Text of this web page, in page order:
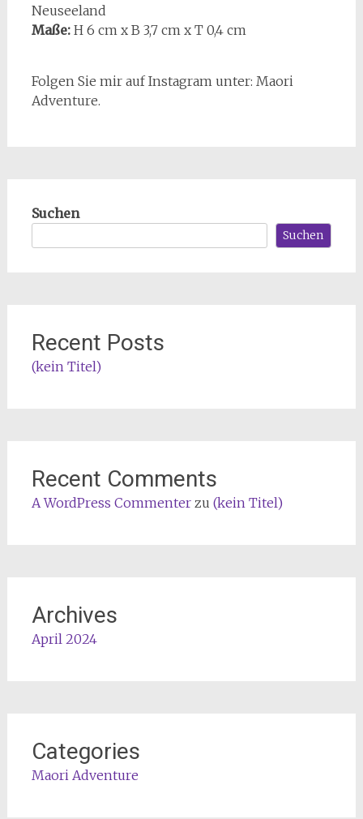
Neuseeland
Maße:H 6 cm x B 3,7 cm x T 0,4 cm
Folgen Sie mir auf Instagram unter: Maori
Adventure.
Suchen
Suchen
Recent Posts
(kein Titel)
Recent Comments
A WordPress Commenterzu (kein Titel)
Archives
April 2024
Categories
Maori Adventure